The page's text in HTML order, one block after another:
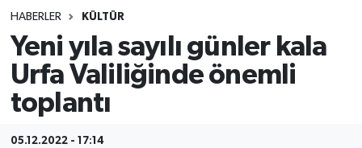
HABERLER KÜLTÜR
Yeni yıla sayılı günler kala
Urfa Valiliğinde önemli
toplantı
05.12.2022 - 17:14
Gündem
Kültür
Tüm Manşetler
Son Dakika Haberleri